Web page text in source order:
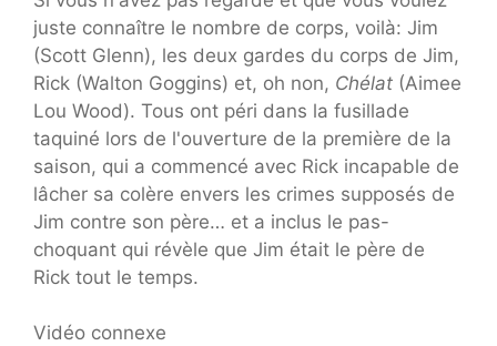
juste connaître le nombre de corps, voilà: Jim
(Scott Glenn), les deux gardes du corps de Jim,
Rick (Walton Goggins) et, oh non, Chélat (Aimee
Lou Wood). Tous ont péri dans la fusillade
taquiné lors de l'ouverture de la première de la
saison, qui a commencé avec Rick incapable de
lâcher sa colère envers les crimes supposés de
Jim contre son père… et a inclus le pas-
choquant qui révèle que Jim était le père de
Rick tout le temps.
Vidéo connexe